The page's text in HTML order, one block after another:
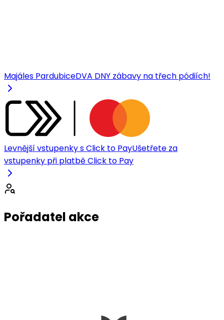
Majáles PardubiceDVA DNY zábavy na třech pódiích!
Levnější vstupenky s Click to PayUšetřete za
vstupenky při platbě Click to Pay
Pořadatel akce